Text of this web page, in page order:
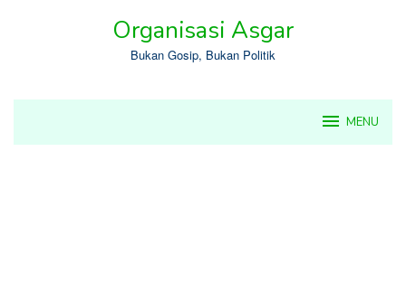
Organisasi Asgar
Bukan Gosip, Bukan Politik
MENU